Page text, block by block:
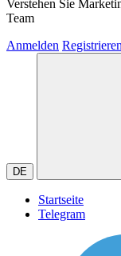
Verstehen Sie
Team
Anmelden Registrieren
DE
Startseite
Telegram